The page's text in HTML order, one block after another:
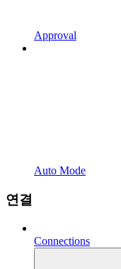
Approval
Auto Mode
연결
Connections